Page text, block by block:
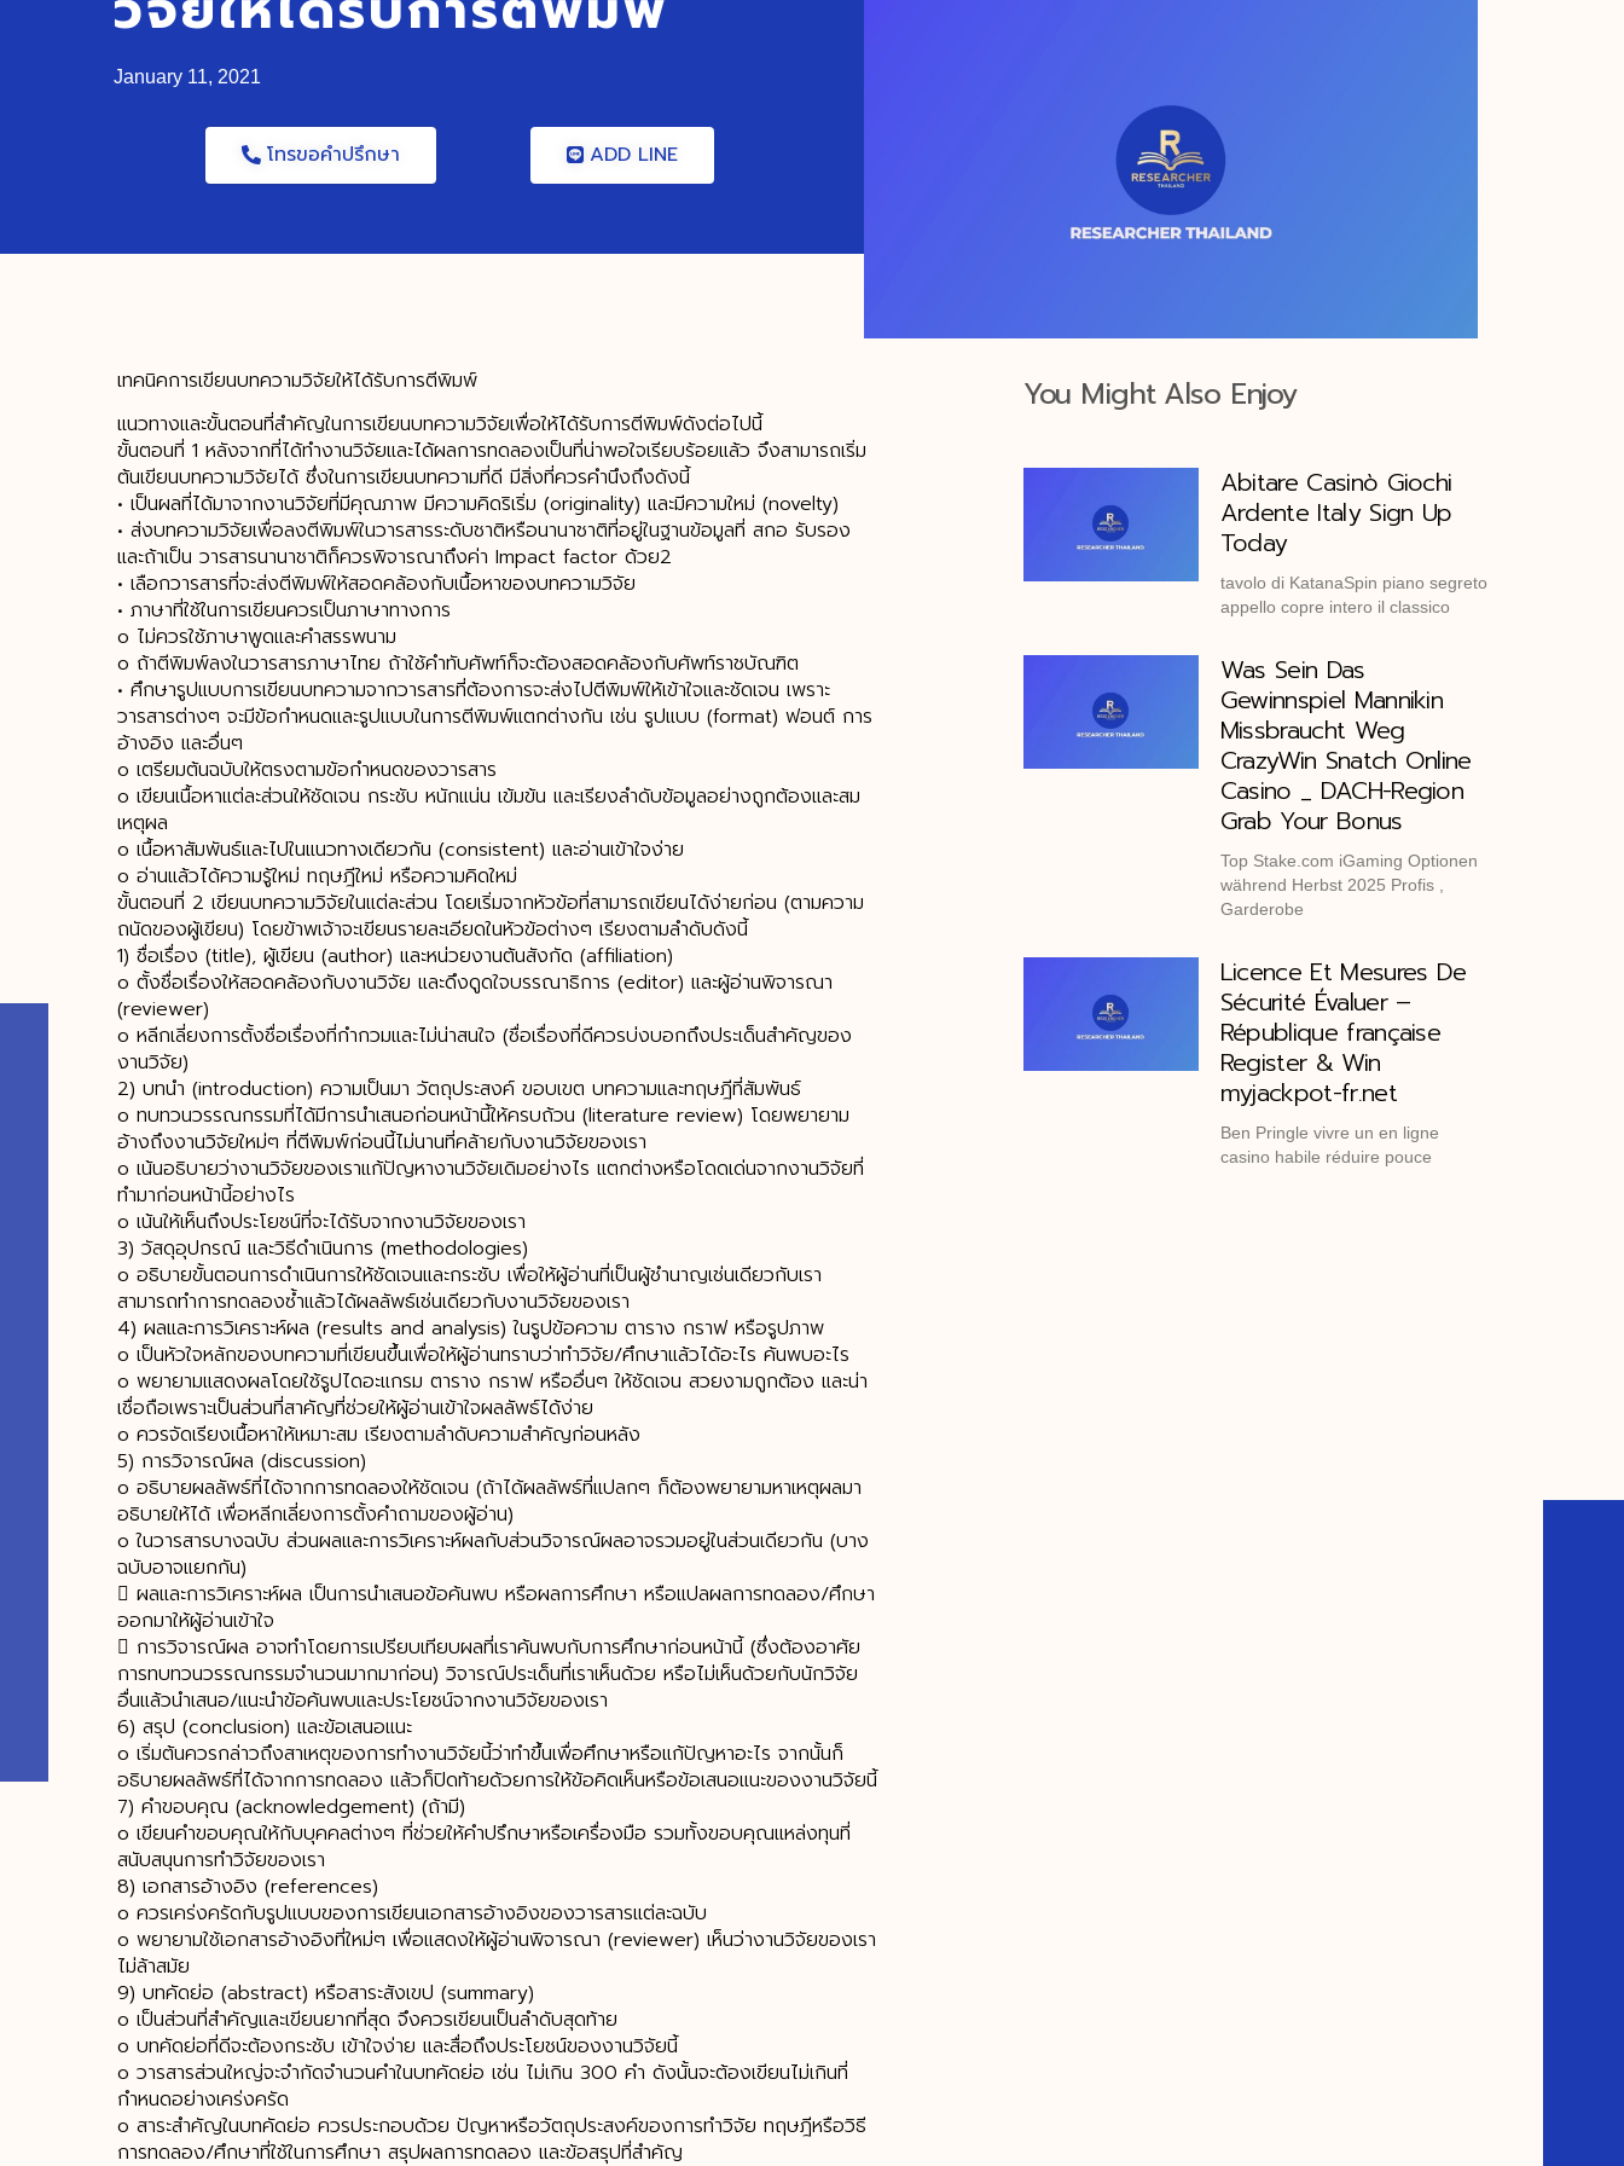
January 11, 2021
โทรขอคำปรึกษา ADD LINE
เทคนิคการเขียนบทความวิจัยให้ได้รับการตีพิมพ์
แนวทางและขั้นตอนที่สำคัญในการเขียนบทความวิจัยเพื่อให้ได้รับการตีพิมพ์ดังต่อไปนี้
ขั้นตอนที่ 1 หลังจากที่ได้ทำงานวิจัยและได้ผลการทดลองเป็นที่น่าพอใจเรียบร้อยแล้ว จึงสามารถเริ่ม
ต้นเขียนบทความวิจัยได้ ซึ่งในการเขียนบทความที่ดี มีสิ่งที่ควรคำนึงถึงดังนี้
• เป็นผลที่ได้มาจากงานวิจัยที่มีคุณภาพ มีความคิดริเริ่ม (originality) และมีความใหม่ (novelty)
• ส่งบทความวิจัยเพื่อลงตีพิมพ์ในวารสารระดับชาติหรือนานาชาติที่อยู่ในฐานข้อมูลที่ สกอ รับรอง
และถ้าเป็น วารสารนานาชาติก็ควรพิจารณาถึงค่า Impact factor ด้วย2
• เลือกวารสารที่จะส่งตีพิมพ์ให้สอดคล้องกับเนื้อหาของบทความวิจัย
• ภาษาที่ใช้ในการเขียนควรเป็นภาษาทางการ
o ไม่ควรใช้ภาษาพูดและคำสรรพนาม
o ถ้าตีพิมพ์ลงในวารสารภาษาไทย ถ้าใช้คำทับศัพท์ก็จะต้องสอดคล้องกับศัพท์ราชบัณฑิต
• ศึกษารูปแบบการเขียนบทความจากวารสารที่ต้องการจะส่งไปตีพิมพ์ให้เข้าใจและชัดเจน เพราะ
วารสารต่างๆ จะมีข้อกำหนดและรูปแบบในการตีพิมพ์แตกต่างกัน เช่น รูปแบบ (format) ฟอนต์ การ
อ้างอิง และอื่นๆ
o เตรียมต้นฉบับให้ตรงตามข้อกำหนดของวารสาร
o เขียนเนื้อหาแต่ละส่วนให้ชัดเจน กระชับ หนักแน่น เข้มข้น และเรียงลำดับข้อมูลอย่างถูกต้องและสม
เหตุผล
o เนื้อหาสัมพันธ์และไปในแนวทางเดียวกัน (consistent) และอ่านเข้าใจง่าย
o อ่านแล้วได้ความรู้ใหม่ ทฤษฎีใหม่ หรือความคิดใหม่
ขั้นตอนที่ 2 เขียนบทความวิจัยในแต่ละส่วน โดยเริ่มจากหัวข้อที่สามารถเขียนได้ง่ายก่อน (ตามความ
ถนัดของผู้เขียน) โดยข้าพเจ้าจะเขียนรายละเอียดในหัวข้อต่างๆ เรียงตามลำดับดังนี้
1) ชื่อเรื่อง (title), ผู้เขียน (author) และหน่วยงานต้นสังกัด (affiliation)
o ตั้งชื่อเรื่องให้สอดคล้องกับงานวิจัย และดึงดูดใจบรรณาธิการ (editor) และผู้อ่านพิจารณา
(reviewer)
o หลีกเลี่ยงการตั้งชื่อเรื่องที่กำกวมและไม่น่าสนใจ (ชื่อเรื่องที่ดีควรบ่งบอกถึงประเด็นสำคัญของ
งานวิจัย)
2) บทนำ (introduction) ความเป็นมา วัตถุประสงค์ ขอบเขต บทความและทฤษฎีที่สัมพันธ์
o ทบทวนวรรณกรรมที่ได้มีการนำเสนอก่อนหน้านี้ให้ครบถ้วน (literature review) โดยพยายาม
อ้างถึงงานวิจัยใหม่ๆ ที่ตีพิมพ์ก่อนนี้ไม่นานที่คล้ายกับงานวิจัยของเรา
o เน้นอธิบายว่างานวิจัยของเราแก้ปัญหางานวิจัยเดิมอย่างไร แตกต่างหรือโดดเด่นจากงานวิจัยที่
ทำมาก่อนหน้านี้อย่างไร
o เน้นให้เห็นถึงประโยชน์ที่จะได้รับจากงานวิจัยของเรา
3) วัสดุอุปกรณ์ และวิธีดำเนินการ (methodologies)
o อธิบายขั้นตอนการดำเนินการให้ชัดเจนและกระชับ เพื่อให้ผู้อ่านที่เป็นผู้ชำนาญเช่นเดียวกับเรา
สามารถทำการทดลองซ้ำแล้วได้ผลลัพธ์เช่นเดียวกับงานวิจัยของเรา
4) ผลและการวิเคราะห์ผล (results and analysis) ในรูปข้อความ ตาราง กราฟ หรือรูปภาพ
o เป็นหัวใจหลักของบทความที่เขียนขึ้นเพื่อให้ผู้อ่านทราบว่าทำวิจัย/ศึกษาแล้วได้อะไร ค้นพบอะไร
o พยายามแสดงผลโดยใช้รูปไดอะแกรม ตาราง กราฟ หรืออื่นๆ ให้ชัดเจน สวยงามถูกต้อง และน่า
เชื่อถือเพราะเป็นส่วนที่สาคัญที่ช่วยให้ผู้อ่านเข้าใจผลลัพธ์ได้ง่าย
o ควรจัดเรียงเนื้อหาให้เหมาะสม เรียงตามลำดับความสำคัญก่อนหลัง
5) การวิจารณ์ผล (discussion)
o อธิบายผลลัพธ์ที่ได้จากการทดลองให้ชัดเจน (ถ้าได้ผลลัพธ์ที่แปลกๆ ก็ต้องพยายามหาเหตุผลมา
อธิบายให้ได้ เพื่อหลีกเลี่ยงการตั้งคำถามของผู้อ่าน)
o ในวารสารบางฉบับ ส่วนผลและการวิเคราะห์ผลกับส่วนวิจารณ์ผลอาจรวมอยู่ในส่วนเดียวกัน (บาง
ฉบับอาจแยกกัน)
 ผลและการวิเคราะห์ผล เป็นการนำเสนอข้อค้นพบ หรือผลการศึกษา หรือแปลผลการทดลอง/ศึกษา
ออกมาให้ผู้อ่านเข้าใจ
 การวิจารณ์ผล อาจทำโดยการเปรียบเทียบผลที่เราค้นพบกับการศึกษาก่อนหน้านี้ (ซึ่งต้องอาศัย
การทบทวนวรรณกรรมจำนวนมากมาก่อน) วิจารณ์ประเด็นที่เราเห็นด้วย หรือไม่เห็นด้วยกับนักวิจัย
อื่นแล้วนำเสนอ/แนะนำข้อค้นพบและประโยชน์จากงานวิจัยของเรา
6) สรุป (conclusion) และข้อเสนอแนะ
o เริ่มต้นควรกล่าวถึงสาเหตุของการทำงานวิจัยนี้ว่าทำขึ้นเพื่อศึกษาหรือแก้ปัญหาอะไร จากนั้นก็
อธิบายผลลัพธ์ที่ได้จากการทดลอง แล้วก็ปิดท้ายด้วยการให้ข้อคิดเห็นหรือข้อเสนอแนะของงานวิจัยนี้
7) คำขอบคุณ (acknowledgement) (ถ้ามี)
o เขียนคำขอบคุณให้กับบุคคลต่างๆ ที่ช่วยให้คำปรึกษาหรือเครื่องมือ รวมทั้งขอบคุณแหล่งทุนที่
สนับสนุนการทำวิจัยของเรา
8) เอกสารอ้างอิง (references)
o ควรเคร่งครัดกับรูปแบบของการเขียนเอกสารอ้างอิงของวารสารแต่ละฉบับ
o พยายามใช้เอกสารอ้างอิงที่ใหม่ๆ เพื่อแสดงให้ผู้อ่านพิจารณา (reviewer) เห็นว่างานวิจัยของเรา
ไม่ล้าสมัย
9) บทคัดย่อ (abstract) หรือสาระสังเขป (summary)
o เป็นส่วนที่สำคัญและเขียนยากที่สุด จึงควรเขียนเป็นลำดับสุดท้าย
o บทคัดย่อที่ดีจะต้องกระชับ เข้าใจง่าย และสื่อถึงประโยชน์ของงานวิจัยนี้
o วารสารส่วนใหญ่จะจำกัดจำนวนคำในบทคัดย่อ เช่น ไม่เกิน 300 คำ ดังนั้นจะต้องเขียนไม่เกินที่
กำหนดอย่างเคร่งครัด
o สาระสำคัญในบทคัดย่อ ควรประกอบด้วย ปัญหาหรือวัตถุประสงค์ของการทำวิจัย ทฤษฎีหรือวิธี
การทดลอง/ศึกษาที่ใช้ในการศึกษา สรุปผลการทดลอง และข้อสรุปที่สำคัญ
You Might Also Enjoy
Abitare Casinò Giochi
Ardente Italy Sign Up
Today
tavolo di KatanaSpin piano segreto
appello copre intero il classico
Was Sein Das
Gewinnspiel Mannikin
Missbraucht Weg
CrazyWin Snatch Online
Casino _ DACH-Region
Grab Your Bonus
Top Stake.com iGaming Optionen
während Herbst 2025 Profis ,
Garderobe
Licence Et Mesures De
Sécurité Évaluer –
République française
Register & Win
myjackpot-fr.net
Ben Pringle vivre un en ligne
casino habile réduire pouce